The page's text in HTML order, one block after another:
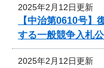
2025年2月12日更新
【中治第0610号
する一般競争入札
2025年2月12日更新